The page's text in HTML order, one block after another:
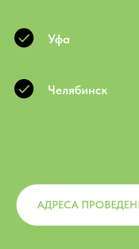
Уфа
Челябинск
АДРЕСА